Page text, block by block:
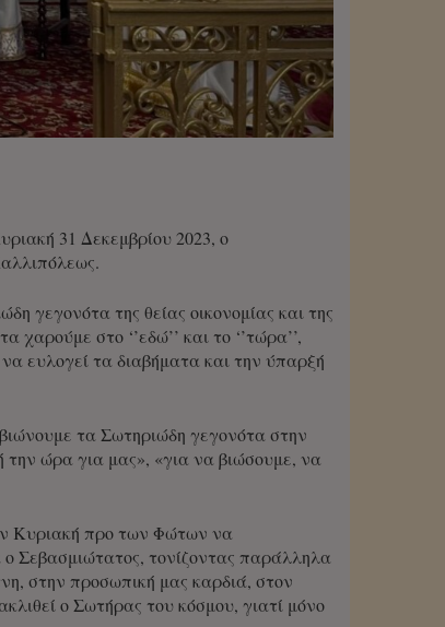
31 Δεκεμβρίου 2023, ο
γεγονότα της θείας οικονομίας και της
στο ‘’εδώ’’ και το ‘’τώρα’’,
ευλογεί τα διαβήματα και την ύπαρξή
τα Σωτηριώδη γεγονότα στην
την ώρα για μας», «για να βιώσουμε, να
Κυριακή προ των Φώτων να
Σεβασμιώτατος, τονίζοντας παράλληλα
στην προσωπική μας καρδιά, στον
ο Σωτήρας του κόσμου, γιατί μόνο